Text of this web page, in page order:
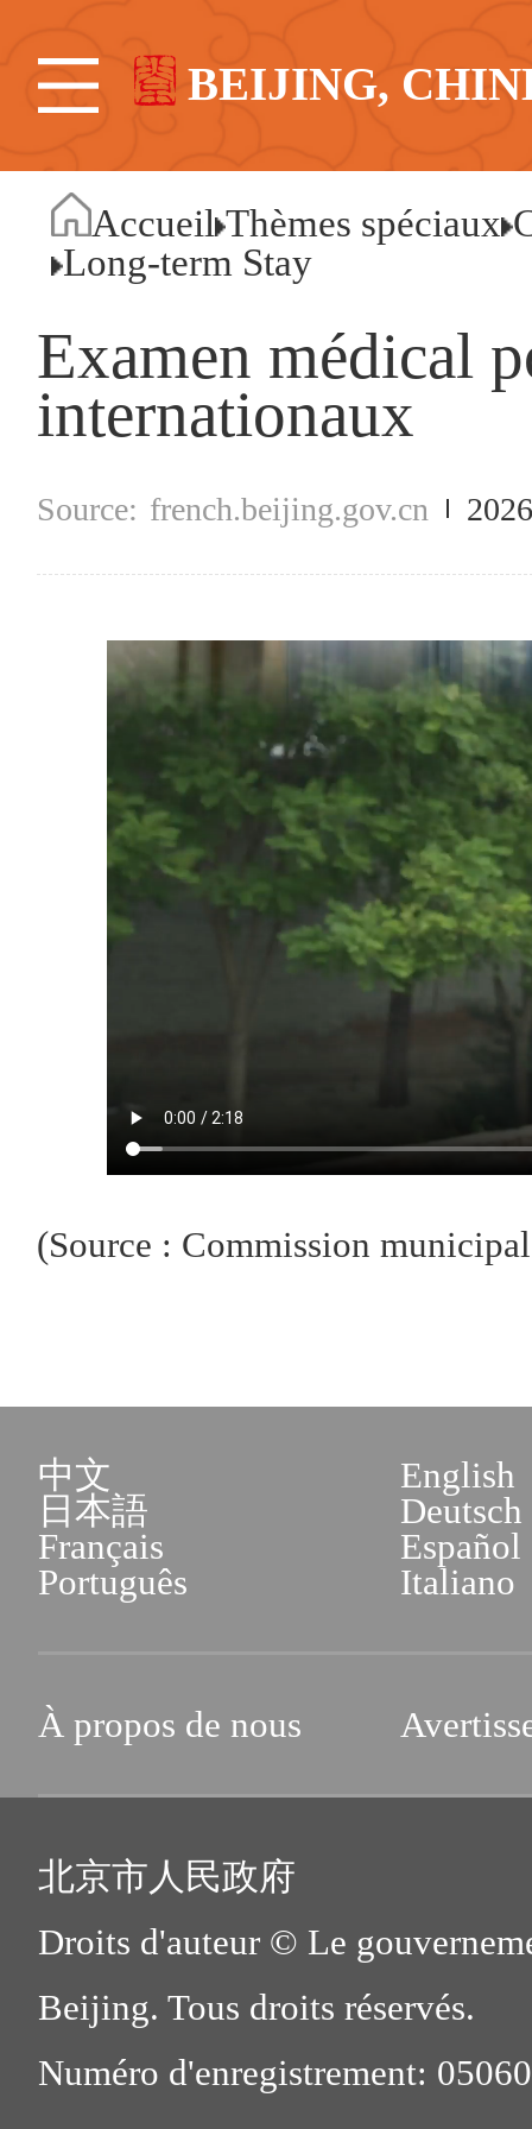
BEIJING,
Accueil Thèmes spéciaux
Long-term Stay
Examen médical
internationaux
french.beijing.gov.cn
(Source : Commission
中文
English
日本語
Deutsch
Français
Español
Português
Italiano
À propos de nous
北京市人民政府
Droits d'auteur © Le
Beijing. Tous droits réservés.
Numéro d'enregistrement: